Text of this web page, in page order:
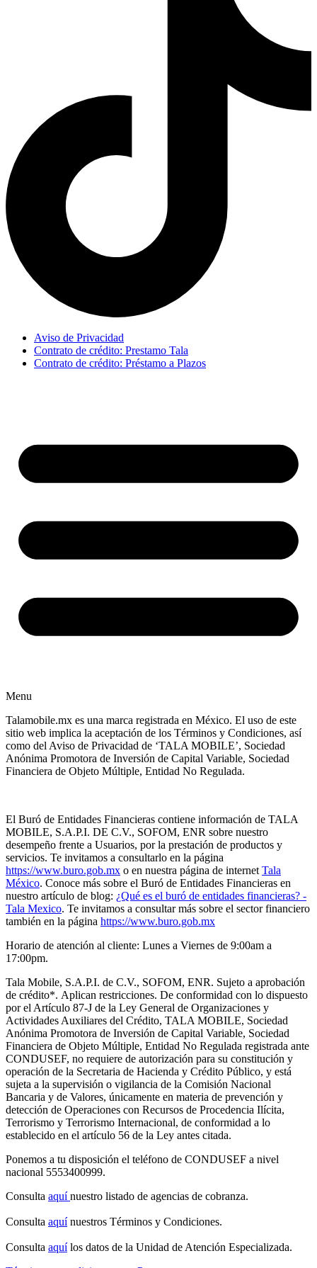
Aviso de Privacidad
Contrato de crédito: Prestamo Tala
Contrato de crédito: Préstamo a Plazos
Menu
Talamobile.mx es una marca registrada en México. El uso de este
sitio web implica la aceptación de los Términos y Condiciones, así
como del Aviso de Privacidad de ‘TALA MOBILE’, Sociedad
Anónima Promotora de Inversión de Capital Variable, Sociedad
Financiera de Objeto Múltiple, Entidad No Regulada.
El Buró de Entidades Financieras contiene información de TALA
MOBILE, S.A.P.I. DE C.V., SOFOM, ENR sobre nuestro
desempeño frente a Usuarios, por la prestación de productos y
servicios. Te invitamos a consultarlo en la página
https://www.buro.gob.mx o en nuestra página de internet Tala
México. Conoce más sobre el Buró de Entidades Financieras en
nuestro artículo de blog: ¿Qué es el buró de entidades financieras? -
Tala Mexico. Te invitamos a consultar más sobre el sector financiero
también en la página https://www.buro.gob.mx
Horario de atención al cliente: Lunes a Viernes de 9:00am a
17:00pm.
Tala Mobile, S.A.P.I. de C.V., SOFOM, ENR. Sujeto a aprobación
de crédito*. Aplican restricciones. De conformidad con lo dispuesto
por el Artículo 87-J de la Ley General de Organizaciones y
Actividades Auxiliares del Crédito, TALA MOBILE, Sociedad
Anónima Promotora de Inversión de Capital Variable, Sociedad
Financiera de Objeto Múltiple, Entidad No Regulada registrada ante
CONDUSEF, no requiere de autorización para su constitución y
operación de la Secretaria de Hacienda y Crédito Público, y está
sujeta a la supervisión o vigilancia de la Comisión Nacional
Bancaria y de Valores, únicamente en materia de prevención y
detección de Operaciones con Recursos de Procedencia Ilícita,
Terrorismo y Terrorismo Internacional, de conformidad a lo
establecido en el artículo 56 de la Ley antes citada.
Ponemos a tu disposición el teléfono de CONDUSEF a nivel
nacional 5553400999.
Consulta aquínuestro listado de agencias de cobranza.
Consulta aquínuestros Términos y Condiciones.
Consulta aquílos datos de la Unidad de Atención Especializada.